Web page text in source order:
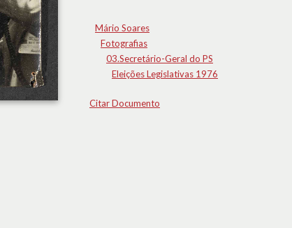
Mário Soares
Fotografias
03.Secretário-Geral do PS
Eleições Legislativas 1976
Citar Documento